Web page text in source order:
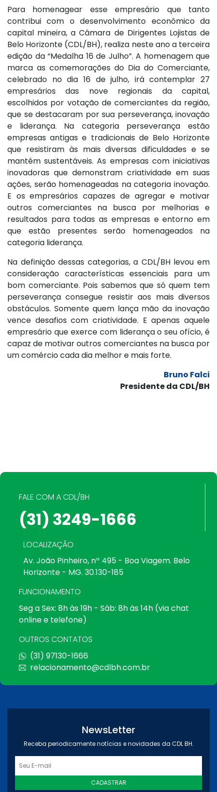
Para homenagear esse empresário que tanto
contribui com o desenvolvimento econômico da
capital mineira, a Câmara de Dirigentes Lojistas de
Belo Horizonte (CDL/BH), realiza neste ano a terceira
edição da “Medalha 16 de Julho”. A homenagem que
marca as comemorações do Dia do Comerciante,
celebrado no dia 16 de julho, irá contemplar 27
empresários das nove regionais da capital,
escolhidos por votação de comerciantes da região,
que se destacaram por sua perseverança, inovação
e liderança. Na categoria perseverança estão
empresas antigas e tradicionais de Belo Horizonte
que resistiram às mais diversas dificuldades e se
mantém sustentáveis. As empresas com iniciativas
inovadoras que demonstram criatividade em suas
ações, serão homenageadas na categoria inovação.
E os empresários capazes de agregar e motivar
outros comerciantes na busca por melhorias e
resultados para todas as empresas e entorno em
que estão presentes serão homenageados na
categoria liderança.
Na definição dessas categorias, a CDL/BH levou em
consideração características essenciais para um
bom comerciante. Pois sabemos que só quem tem
perseverança consegue resistir aos mais diversos
obstáculos. Somente quem lança mão da inovação
vence desafios com criatividade. E apenas aquele
empresário que exerce com liderança o seu ofício, é
capaz de motivar outros comerciantes na busca por
um comércio cada dia melhor e mais forte.
Bruno Falci
Presidente da CDL/BH
FALE COM A CDL/BH
(31) 3249-1666
LOCALIZAÇÃO
Av. João Pinheiro, nº 495 - Boa Viagem. Belo
Horizonte - MG. 30.130-185
FUNCIONAMENTO
Seg a Sex: 8h às 19h - Sáb: 8h às 14h (via chat
online e telefone)
OUTROS CONTATOS
(31) 97130-1666
relacionamento@cdlbh.com.br
NewsLetter
Receba periodicamente notícias e novidades da CDL BH.
CADASTRAR